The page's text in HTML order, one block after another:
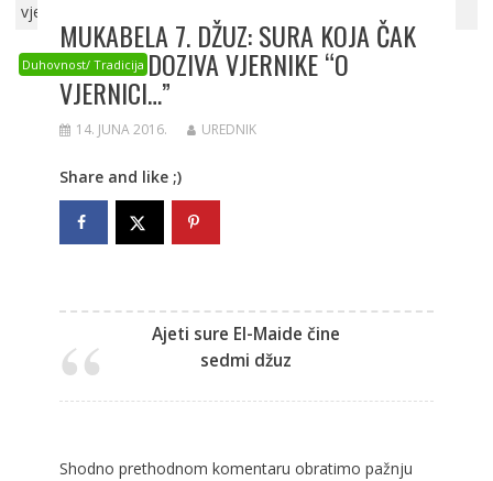
vjernici…”
Duhovnost/ Tradicija
MUKABELA 7. DŽUZ: SURA KOJA ČAK
16 PUTA DOZIVA VJERNIKE “O
VJERNICI…”
14. JUNA 2016. UREDNIK
Share and like ;)
Ajeti sure El-Maide čine
sedmi džuz
Shodno prethodnom komentaru obratimo pažnju